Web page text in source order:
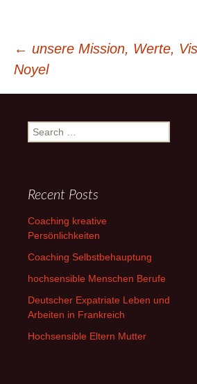
Beitragsnavigation
← unsere Mission, Werte,
Noyel
Search
for:
Recent Posts
Coaching kreative
Persönlichkeiten
Coaching Selbstbehauptung
hochsensible Menschen Berufe
Deutscher Expatriate Leben und
Arbeiten in Frankreich
Hochsensible Eltern Mutter